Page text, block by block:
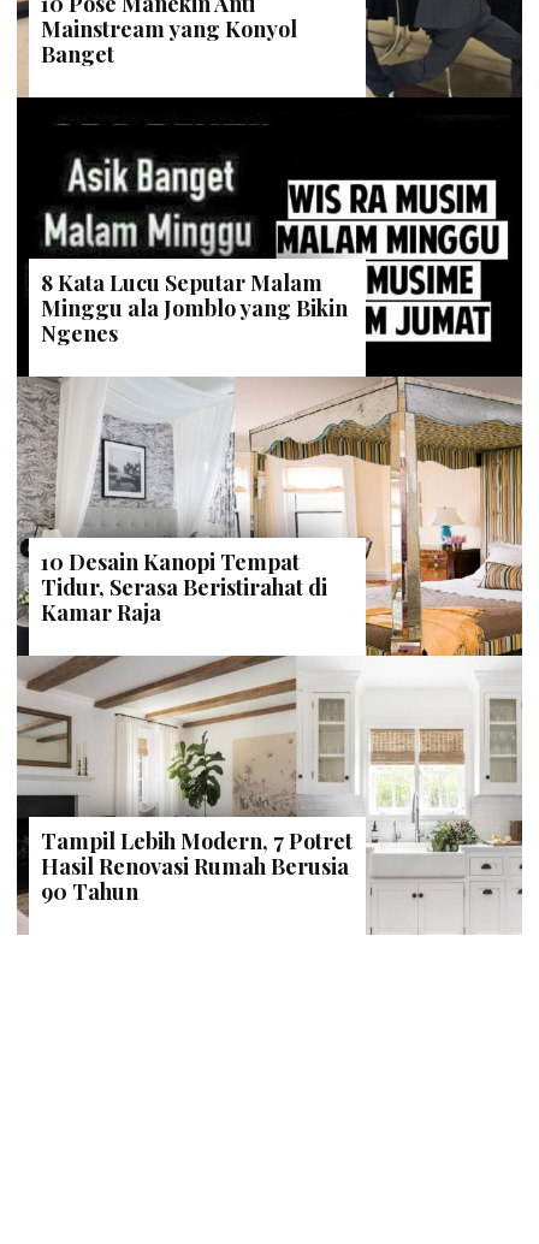
Mainstream yang Konyol
Banget
8 Kata Lucu Seputar Malam
Minggu ala Jomblo yang Bikin
Ngenes
10 Desain Kanopi Tempat
Tidur, Serasa Beristirahat di
Kamar Raja
Tampil Lebih Modern, 7 Potret
Hasil Renovasi Rumah Berusia
90 Tahun